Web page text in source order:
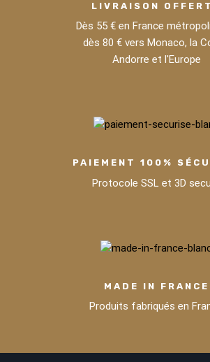
LIVRAISON
Dès 55 € en France
dès 80 € vers Monaco, la
Andorre et l'Europe
PAIEMENT 100%
Protocole SSL et 3D
MADE IN FRANCE
Produits fabriqués en